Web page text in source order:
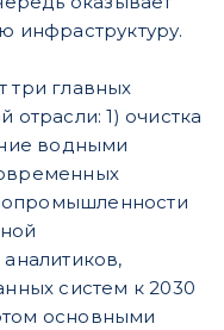
инфраструктуру.
три главных
1) очистка
водными
систем к 2030
основными